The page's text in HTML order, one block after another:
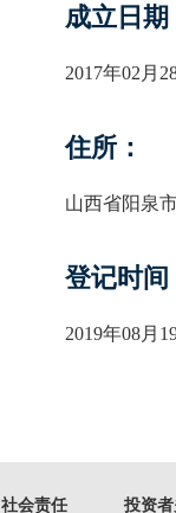
成立日期
2017年02月
住所：
山西省阳泉
登记时间
2019年08月
社会责任 投资